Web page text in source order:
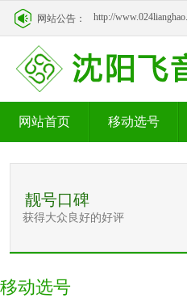
网站公告： http://
网站首页 移动选号
靓号口碑
获得大众良好的好评
移动选号